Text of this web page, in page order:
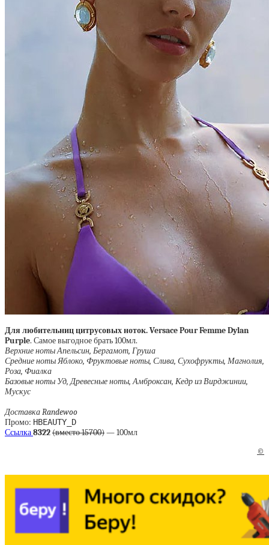
Для любительниц цитрусовых ноток. Versace Pour Femme Dylan
Purple. Самое выгодное брать 100мл.
Верхние ноты Апельсин, Бергамот, Груша
Средние ноты Яблоко, Фруктовые ноты, Слива, Сухофрукты, Магнолия,
Роза, Фиалка
Базовые ноты Уд, Древесные ноты, Амброксан, Кедр из Вирджинии,
Мускус
Доставка Randewoo
Промо: HBEAUTY_D
Ссылка8322(вместо 15700)— 100мл
©